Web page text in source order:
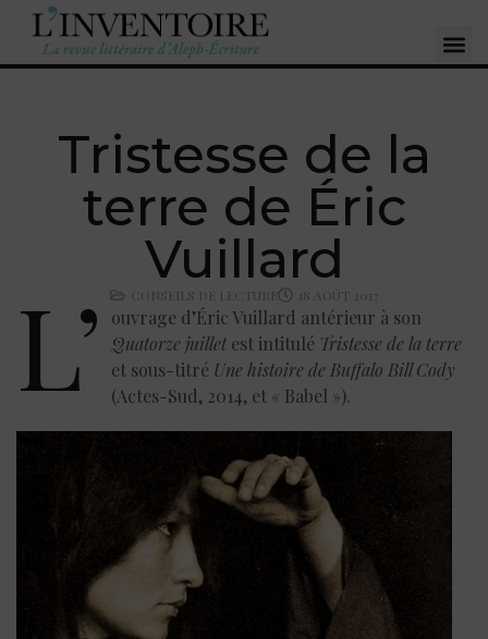
Tristesse de la
terre de Éric
Vuillard
CONSEILS DE LECTURE 18 AOÛT 2017
L’
ouvrage d’Éric Vuillard antérieur à son
Quatorze juillet est intitulé Tristesse de la terre
et sous-titré Une histoire de Buffalo Bill Cody
(Actes-Sud, 2014, et « Babel »).